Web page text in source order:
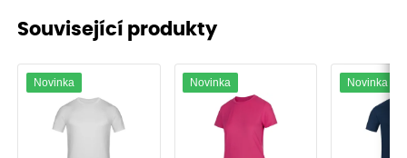
Související produkty
Novinka Novinka Novinka